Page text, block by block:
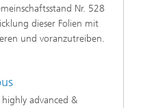
Nr. 528
dieser Folien mit
und voranzutreiben.
advanced &